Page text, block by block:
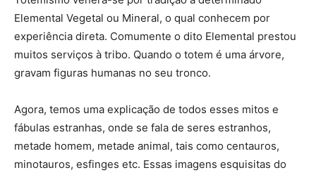
Elemental Vegetal ou Mineral, o qual conhecem por
experiência direta. Comumente o dito Elemental prestou
muitos serviços à tribo. Quando o totem é uma árvore,
gravam figuras humanas no seu tronco.
Agora, temos uma explicação de todos esses mitos e
fábulas estranhas, onde se fala de seres estranhos,
metade homem, metade animal, tais como centauros,
minotauros, esfinges etc. Essas imagens esquisitas do